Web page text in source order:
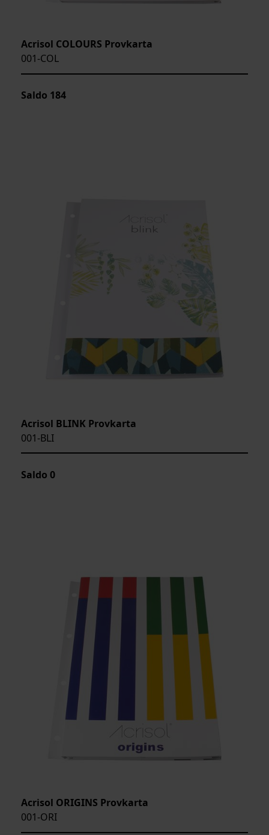
Acrisol COLOURS Provkarta
001-COL
Saldo 184
Acrisol BLINK Provkarta
001-BLI
Saldo 0
Acrisol ORIGINS Provkarta
001-ORI